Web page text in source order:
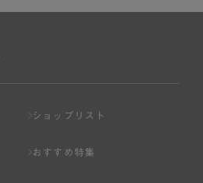
ショップリスト
おすすめ特集